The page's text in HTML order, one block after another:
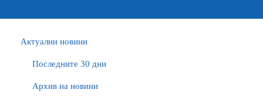
Актуални новини
Последните 30 дни
Архив на новини